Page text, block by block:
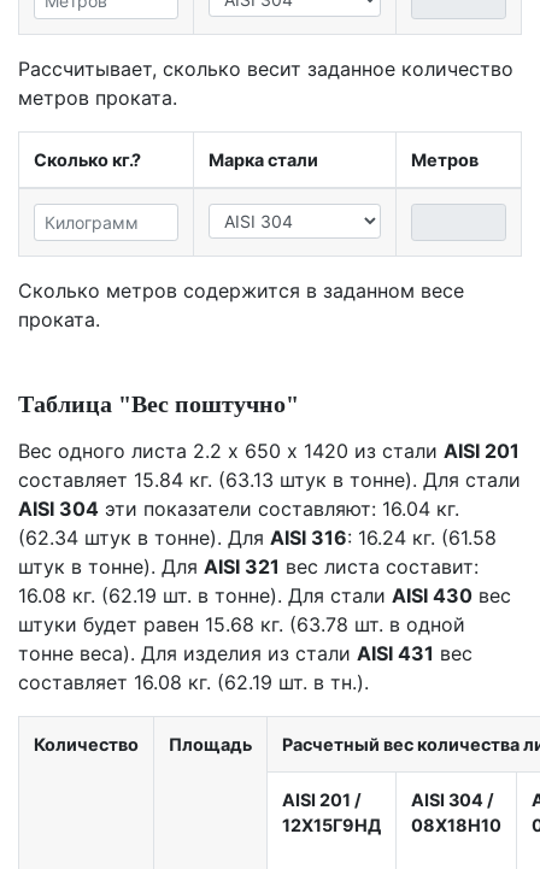
Рассчитывает, сколько весит заданное количество
метров проката.
Сколько кг.? Марка стали Метров
Сколько метров содержится в заданном весе
проката.
Таблица "Вес поштучно"
Вес одного листа 2.2 х 650 х 1420 из стали AISI 201
составляет 15.84 кг. (63.13 штук в тонне). Для стали
AISI 304 эти показатели составляют: 16.04 кг.
(62.34 штук в тонне). Для AISI 316: 16.24 кг. (61.58
штук в тонне). Для AISI 321 вес листа составит:
16.08 кг. (62.19 шт. в тонне). Для стали AISI 430 вес
штуки будет равен 15.68 кг. (63.78 шт. в одной
тонне веса). Для изделия из стали AISI 431 вес
составляет 16.08 кг. (62.19 шт. в тн.).
Количество Площадь Расчетный вес количества
AISI 201 /
12X15Г9НД
AISI 304 /
08Х18Н10